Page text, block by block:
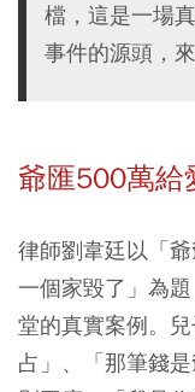
檔，這是一場
事件的源頭，
爺匯500萬給
律師劉韋廷以「
一個家毀了」為
堂的真實案例。
占」、「那筆錢